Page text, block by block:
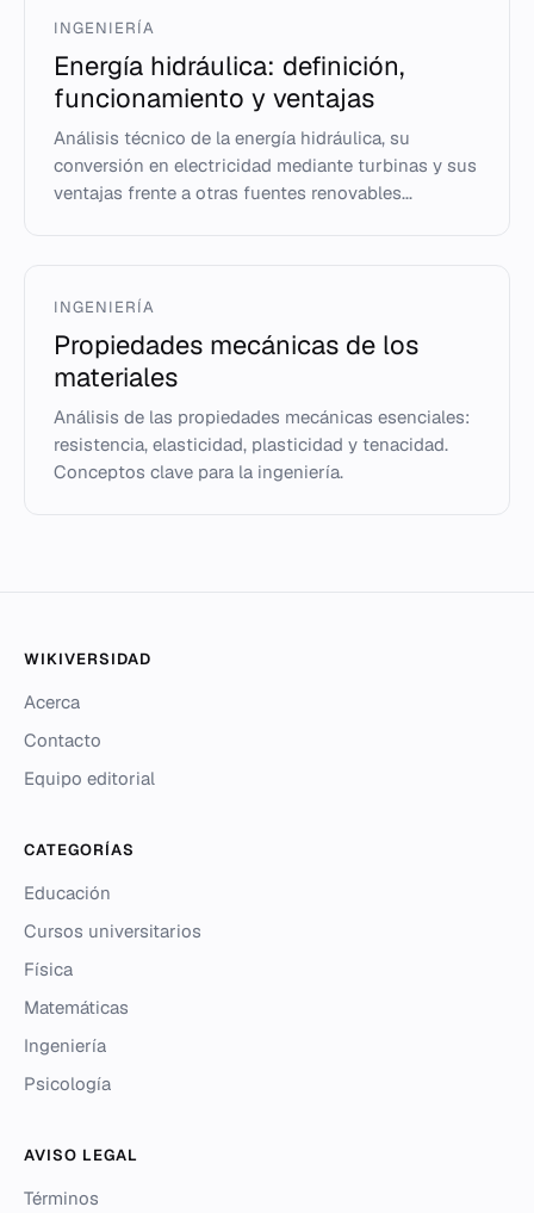
INGENIERÍA
Energía hidráulica: definición,
funcionamiento y ventajas
Análisis técnico de la energía hidráulica, su
conversión en electricidad mediante turbinas y sus
ventajas frente a otras fuentes renovables...
INGENIERÍA
Propiedades mecánicas de los
materiales
Análisis de las propiedades mecánicas esenciales:
resistencia, elasticidad, plasticidad y tenacidad.
Conceptos clave para la ingeniería.
WIKIVERSIDAD
Acerca
Contacto
Equipo editorial
CATEGORÍAS
Educación
Cursos universitarios
Física
Matemáticas
Ingeniería
Psicología
AVISO LEGAL
Términos